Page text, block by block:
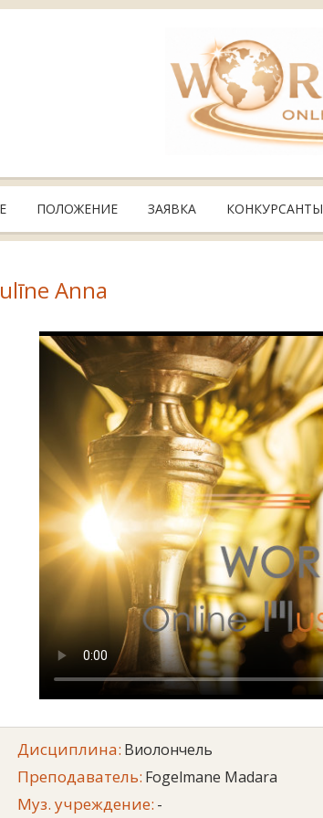
ПОЛОЖЕНИЕ ЗАЯВКА КОНКУРСАНТЫ
Anna
Дисциплина: Виолончель
Преподаватель: Fogelmane Madara
Муз. учреждение: -